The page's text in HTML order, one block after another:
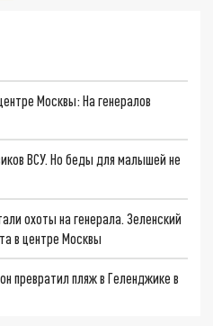
Москвы: На генералов
ВСУ. Но беды для малышей не
охоты на генерала. Зеленский
в центре Москвы
превратил пляж в Геленджике в